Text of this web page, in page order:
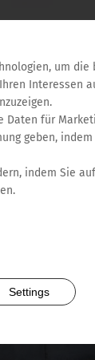
um die
Interessen
Daten für
geben,
indem Sie
Settings